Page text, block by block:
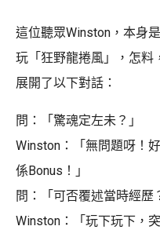
這位聽眾Winston，本身
玩「狂野龍捲風」，怎料
展開了以下對話：
問：「驚魂定左未？」
Winston：「無問題呀！
係Bonus！」
問：「可否覆述當時經歷
Winston：「玩下玩下，